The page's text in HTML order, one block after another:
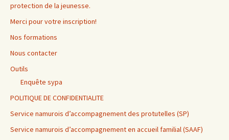
protection de la jeunesse.
Merci pour votre inscription!
Nos formations
Nous contacter
Outils
Enquête sypa
POLITIQUE DE CONFIDENTIALITE
Service namurois d’accompagnement des protutelles (SP)
Service namurois d’accompagnement en accueil familial (SAAF)